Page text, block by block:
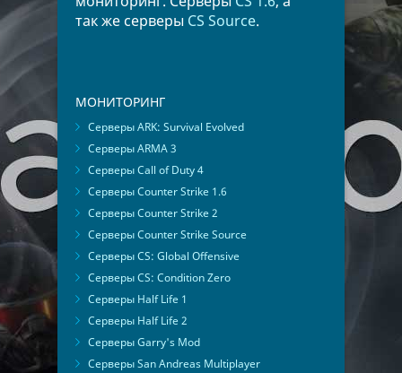
так же серверы CS Source.
МОНИТОРИНГ
Серверы ARK: Survival Evolved
Серверы ARMA 3
Серверы Call of Duty 4
Серверы Counter Strike 1.6
Серверы Counter Strike 2
Серверы Counter Strike Source
Серверы CS: Global Offensive
Серверы CS: Condition Zero
Серверы Half Life 1
Серверы Half Life 2
Серверы Garry's Mod
Серверы San Andreas Multiplayer